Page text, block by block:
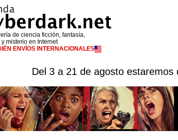
de ciencia ficción, fantasía,
y misterio en Internet
ENVÍOS INTERNACIONALES
Del 3 a 21 de agosto estaremos